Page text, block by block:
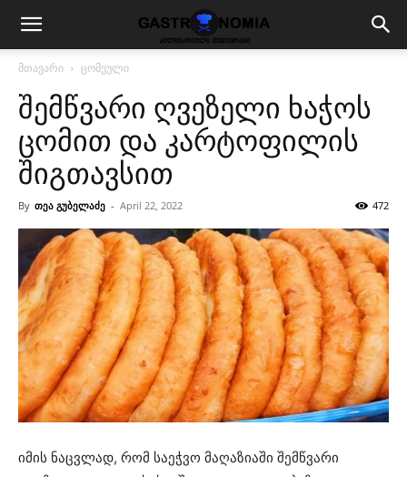
მთავარი ცომეული
შემწვარი ღვეზელი ხაჭოს
ცომით და კარტოფილის
შიგთავსით
By თეა გუბელაძე - April 22, 2022 472
იმის ნაცვლად, რომ საეჭვო მაღაზიაში შემწვარი